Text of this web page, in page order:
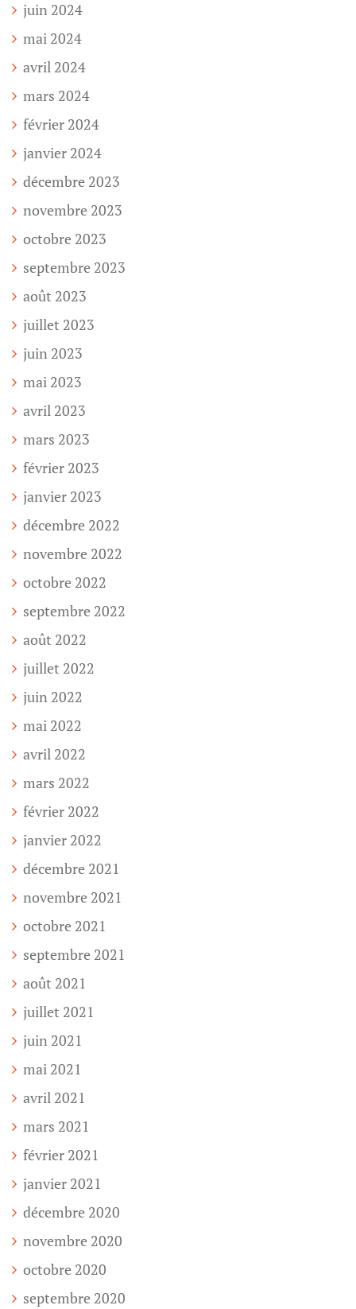
juin 2024
mai 2024
avril 2024
mars 2024
février 2024
janvier 2024
décembre 2023
novembre 2023
octobre 2023
septembre 2023
août 2023
juillet 2023
juin 2023
mai 2023
avril 2023
mars 2023
février 2023
janvier 2023
décembre 2022
novembre 2022
octobre 2022
septembre 2022
août 2022
juillet 2022
juin 2022
mai 2022
avril 2022
mars 2022
février 2022
janvier 2022
décembre 2021
novembre 2021
octobre 2021
septembre 2021
août 2021
juillet 2021
juin 2021
mai 2021
avril 2021
mars 2021
février 2021
janvier 2021
décembre 2020
novembre 2020
octobre 2020
septembre 2020